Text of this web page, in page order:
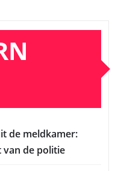
de meldkamer:
de politie